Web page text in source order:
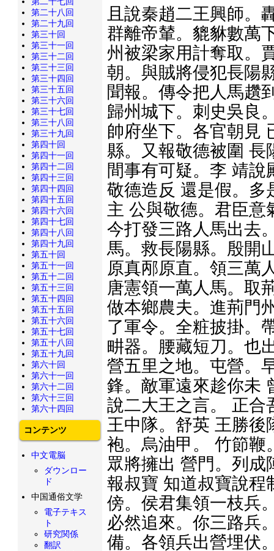
且說秦趙二王興師。
群離帝輦。貔貅數萬
州被梁家用計奪取。
朝。與賊將侵犯長陽
聞報。傳令把人馬趲
歸州城下。刺史吳良
帥府坐下。各官朝見
縣。又報敬德被圍 長
間事有可疑。李 靖
敬德造反 還是假。多
主 公與敬德。君臣意
今打發三路人馬出去
馬。救長陽縣。殷開
原真邴原直。領三萬
唐憲領一萬人馬。取
做本鄉農夫。進荊門
了軍令。全粧披掛。
畊器。腰藏短刀。也
營五里之地。屯營。
鋒。敵軍遠來趁你未
說二大王之言。 正合
王中隊。舒英 王勝後
袍。烏油甲。 竹節鞭
眾將擁出 營門。列成
報叔寶 知道叔寶說程
傍。侯君集領一枝兵
必然追來。你三路兵
備。各領兵出營埋伏
第二十八回
第二十九回
第三十回
第三十一回
第三十二回
第三十三回
第三十四回
第三十五回
第三十六回
第三十七回
第三十八回
第三十九回
第四十回
第四十一回
第四十二回
第四十三回
第四十四回
第四十五回
第四十六回
第四十七回
第四十八回
第四十九回
第五十回
第五十一回
第五十二回
第五十三回
第五十四回
第五十五回
第五十六回
第五十七回
第五十八回
第五十九回
第六十回
第六十一回
第六十二回
第六十三回
第六十四回
コンテンツ
中文電脳
ダウンロー
ド
中国通俗文学
電子テキス
ト
研究関係
翻訳